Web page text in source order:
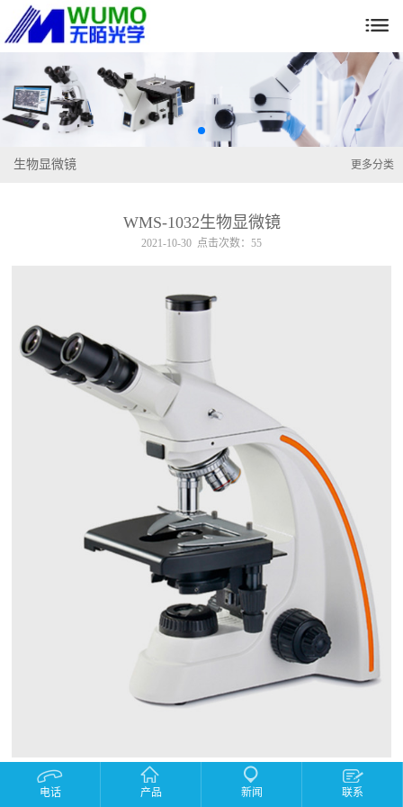

更多分类
生物显微镜
WMS-1032生物显微镜
2021-10-30 点击次数：55
产品描述：
电话 产品 新闻 联系